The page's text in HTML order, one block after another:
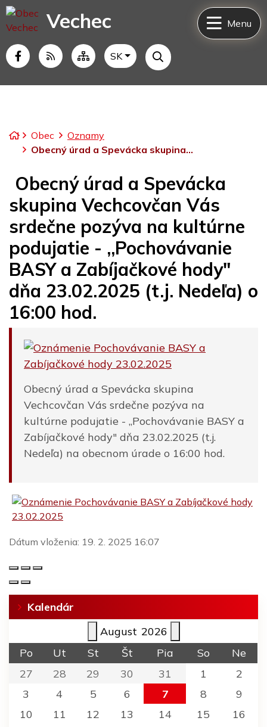
Rovno na obsah
Vechec Menu
SKSlovensky
Hľadať
Úvodná stránka
Obec
Oznamy
Obecný úrad a Spevácka skupina...
Obecný úrad a Spevácka
skupina Vechcovčan Vás
srdečne pozýva na kultúrne
podujatie - ,,Pochovávanie
BASY a Zabíjačkové hody"
dňa 23.02.2025 (t.j. Nedeľa) o
16:00 hod.
Obecný úrad a Spevácka skupina
Vechcovčan Vás srdečne pozýva na
kultúrne podujatie - ,,Pochovávanie BASY a
Zabíjačkové hody" dňa 23.02.2025 (t.j.
Nedeľa) na obecnom úrade o 16:00 hod.
Dátum vloženia: 19. 2. 2025 16:07
Kalendár
August 2026
Po
Ut St Št Pia So
Ne
27
28 29 30 31 1
2
3
4 5 6 7 8
9
10
11 12 13 14 15
16